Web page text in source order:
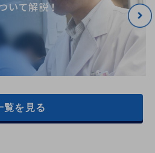
いて解説！
覧を見る